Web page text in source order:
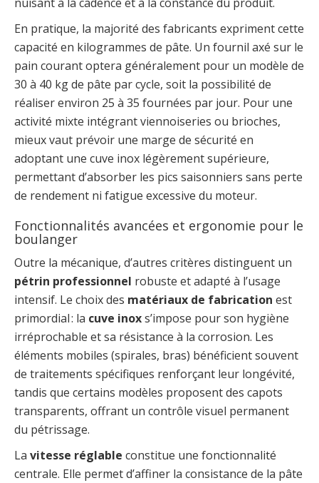
nuisant à la cadence et à la constance du produit.
En pratique, la majorité des fabricants expriment cette
capacité en kilogrammes de pâte. Un fournil axé sur le
pain courant optera généralement pour un modèle de
30 à 40 kg de pâte par cycle, soit la possibilité de
réaliser environ 25 à 35 fournées par jour. Pour une
activité mixte intégrant viennoiseries ou brioches,
mieux vaut prévoir une marge de sécurité en
adoptant une cuve inox légèrement supérieure,
permettant d’absorber les pics saisonniers sans perte
de rendement ni fatigue excessive du moteur.
Fonctionnalités avancées et ergonomie pour le
boulanger
Outre la mécanique, d’autres critères distinguent un
pétrin professionnel robuste et adapté à l’usage
intensif. Le choix des matériaux de fabrication est
primordial : la cuve inoxs’impose pour son hygiène
irréprochable et sa résistance à la corrosion. Les
éléments mobiles (spirales, bras) bénéficient souvent
de traitements spécifiques renforçant leur longévité,
tandis que certains modèles proposent des capots
transparents, offrant un contrôle visuel permanent
du pétrissage.
La vitesse réglable constitue une fonctionnalité
centrale. Elle permet d’affiner la consistance de la pâte